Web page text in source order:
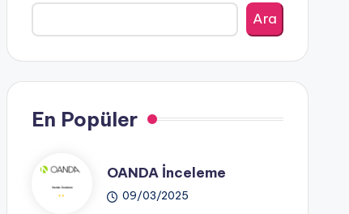
Ara
En Popüler
OANDA İnceleme
09/03/2025